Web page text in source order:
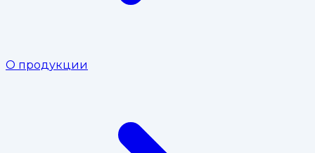
О продукции